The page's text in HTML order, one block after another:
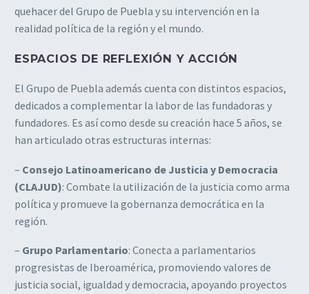
quehacer del Grupo de Puebla y su intervención en la
realidad política de la región y el mundo.
ESPACIOS DE REFLEXIÓN Y ACCIÓN
El Grupo de Puebla además cuenta con distintos espacios,
dedicados a complementar la labor de las fundadoras y
fundadores. Es así como desde su creación hace 5 años, se
han articulado otras estructuras internas:
– Consejo Latinoamericano de Justicia y Democracia
(CLAJUD): Combate la utilización de la justicia como arma
política y promueve la gobernanza democrática en la
región.
– Grupo Parlamentario: Conecta a parlamentarios
progresistas de Iberoamérica, promoviendo valores de
justicia social, igualdad y democracia, apoyando proyectos